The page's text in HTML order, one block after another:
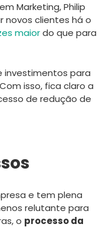
Marketing, Philip
novos clientes há o
maiordo que para
investimentos para
isso, fica claro a
de redução de
e tem plena
relutante para
o processo da